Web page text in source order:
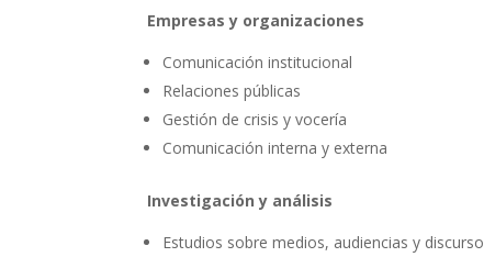
Empresas y organizaciones
Comunicación institucional
Relaciones públicas
Gestión de crisis y vocería
Comunicación interna y externa
Investigación y análisis
Estudios sobre medios, audiencias y discurso